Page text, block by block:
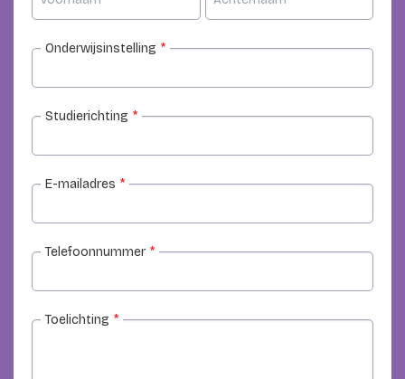
Onderwijsinstelling *
Studierichting *
E-mailadres *
Telefoonnummer *
Toelichting *